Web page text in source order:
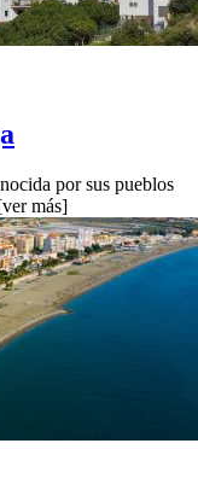
por sus pueblos
[ver más]